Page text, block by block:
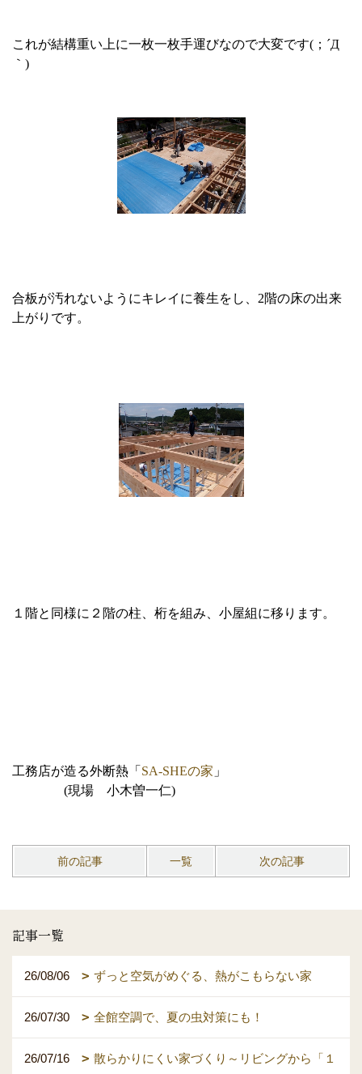
これが結構重い上に一枚一枚手運びなので大変です(；´Д
｀)
合板が汚れないようにキレイに養生をし、2階の床の出来
上がりです。
１階と同様に２階の柱、桁を組み、小屋組に移ります。
工務店が造る外断熱「 SA-SHEの家 」
(現場 小木曽一仁)
前の記事 一覧 次の記事
記事一覧
26/08/06 ずっと空気がめぐる、熱がこもらない家
26/07/30 全館空調で、夏の虫対策にも！
26/07/16
散らかりにくい家づくり～リビングから「１